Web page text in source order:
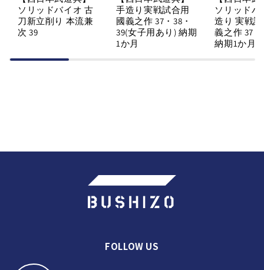
ソリッドバイオ 古
刀新立削り 本流兼
次 39
手造り実戦試合用
國義之作 37・38・
39(女子用あり) 納期
1か月
ソリッドバ
造り 実戦
義之作 37・
納期1か月
FOLLOW US